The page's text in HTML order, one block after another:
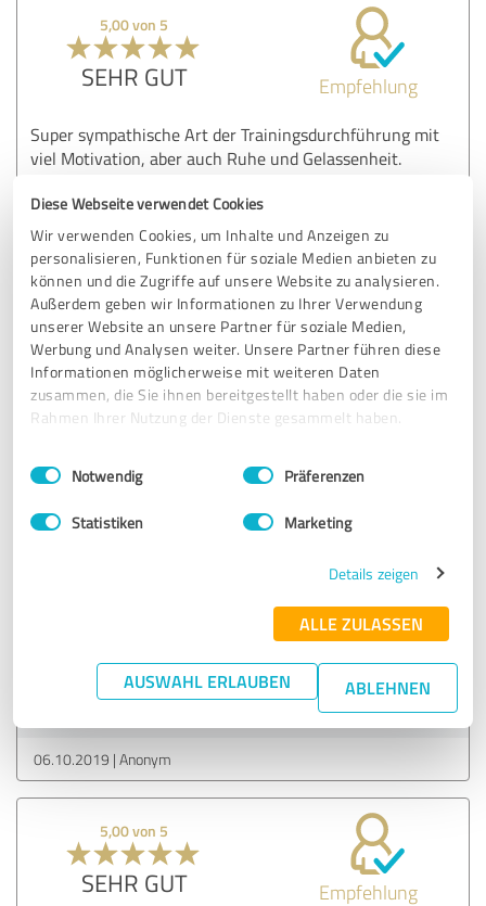
Diese Webseite verwendet Cookies
Wir verwenden Cookies, um Inhalte und Anzeigen zu
personalisieren, Funktionen für soziale Medien anbieten zu
können und die Zugriffe auf unsere Website zu analysieren.
Außerdem geben wir Informationen zu Ihrer Verwendung
unserer Website an unsere Partner für soziale Medien,
Werbung und Analysen weiter. Unsere Partner führen diese
Informationen möglicherweise mit weiteren Daten
zusammen, die Sie ihnen bereitgestellt haben oder die sie im
Rahmen Ihrer Nutzung der Dienste gesammelt haben.
Impressum Datenschutzbestimmungen
Einwilligungsauswahl
Notwendig Präferenzen
Statistiken Marketing
Details zeigen
ALLE ZULASSEN
AUSWAHL ERLAUBEN ABLEHNEN
5,00 von 5
SEHR GUT Empfehlung
Super sympathische Art der Trainingsdurchführung mit
viel Motivation, aber auch Ruhe und Gelassenheit.
Qualifikationen zu den unterschiedlichsten Themen waren
aber der ersten Minute positiv aufgefallen.
Erfahrungsbericht & Bewertung zu:
Anna Schubert - Personal Trainer
06.09.2020 Anonym
erklären der unterschiedlichen Anwendungen klappt gut...
Erfahrungsbericht & Bewertung zu:
Anna Schubert - Personal Trainer
06.10.2019 Anonym
5,00 von 5
SEHR GUT Empfehlung